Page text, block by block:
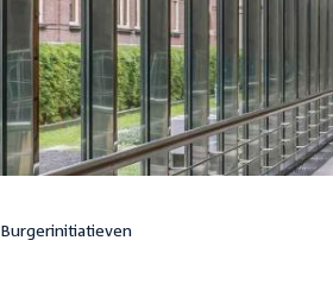
Burgerinitiatieven